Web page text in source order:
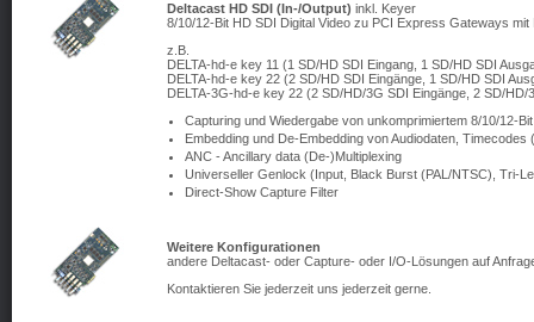
Deltacast HD SDI (In-/Output) inkl. Keyer
8/10/12-Bit HD SDI Digital Video zu PCI Express Gateways mit
z.B.
DELTA-hd-e key 11 (1 SD/HD SDI Eingang, 1 SD/HD SDI
DELTA-hd-e key 22 (2 SD/HD SDI Eingänge, 1 SD/HD SDI
DELTA-3G-hd-e key 22 (2 SD/HD/3G SDI Eingänge, 2 SD/HD/
Capturing und Wiedergabe von unkomprimiertem 8/10/12-
Embedding und De-Embedding von Audiodaten, Timecodes
ANC - Ancillary data (De-)Multiplexing
Universeller Genlock (Input, Black Burst (PAL/NTSC), Tri-
Direct-Show Capture Filter
Weitere Konfigurationen
andere Deltacast- oder Capture- oder I/O-Lösungen auf
Kontaktieren Sie jederzeit uns jederzeit gerne.